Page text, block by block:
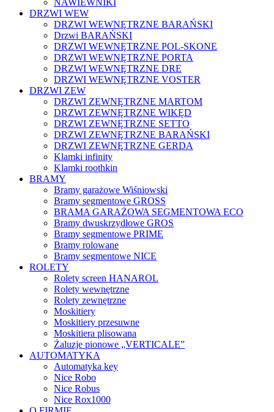
NAWIEWNIKI
DRZWI WEW
DRZWI WEWNĘTRZNE BARAŃSKI
Drzwi BARAŃSKI
DRZWI WEWNĘTRZNE POL-SKONE
DRZWI WEWNĘTRZNE PORTA
DRZWI WEWNĘTRZNE DRE
DRZWI WEWNĘTRZNE VOSTER
DRZWI ZEW
DRZWI ZEWNĘTRZNE MARTOM
DRZWI ZEWNĘTRZNE WIKĘD
DRZWI ZEWNĘTRZNE SETTO
DRZWI ZEWNĘTRZNE BARAŃSKI
DRZWI ZEWNĘTRZNE GERDA
Klamki infinity
Klamki roothkin
BRAMY
Bramy garażowe Wiśniowski
Bramy segmentowe GROSS
BRAMA GARAŻOWA SEGMENTOWA ECO
Bramy dwuskrzydłowe GROS
Bramy segmentowe PRIME
Bramy rolowane
Bramy segmentowe NICE
ROLETY
Rolety screen HANAROL
Rolety wewnętrzne
Rolety zewnętrzne
Moskitiery
Moskitiery przesuwne
Moskitiera plisowana
Żaluzje pionowe „VERTICALE”
AUTOMATYKA
Automatyka key
Nice Robo
Nice Robus
Nice Rox1000